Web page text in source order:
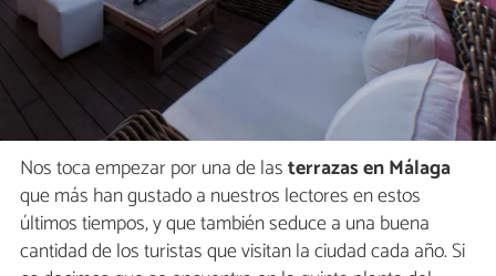
Nos toca empezar por una de lasterrazas en Málaga
que más han gustado a nuestros lectores en estos
últimos tiempos, y que también seduce a una buena
cantidad de los turistas que visitan la ciudad cada año. Si